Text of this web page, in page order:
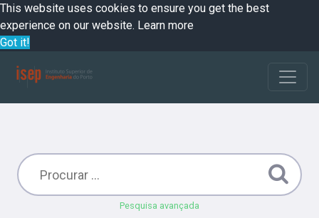
This website uses cookies to ensure you get the best
experience on our website. Learn more
Got it!
Pesquisa avançada